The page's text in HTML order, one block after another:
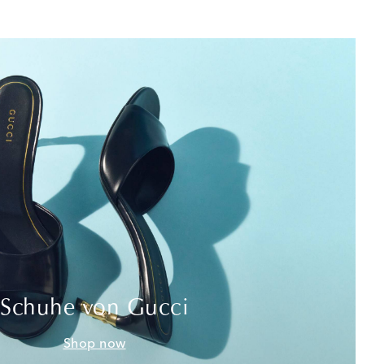
Schuhe von Gucci
Shop now